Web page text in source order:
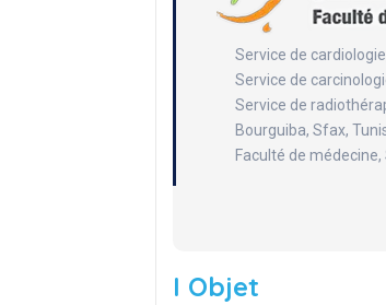
Service de
Service de
Service de
Bourguiba, Sfax,
Faculté de médecine,
I Objet